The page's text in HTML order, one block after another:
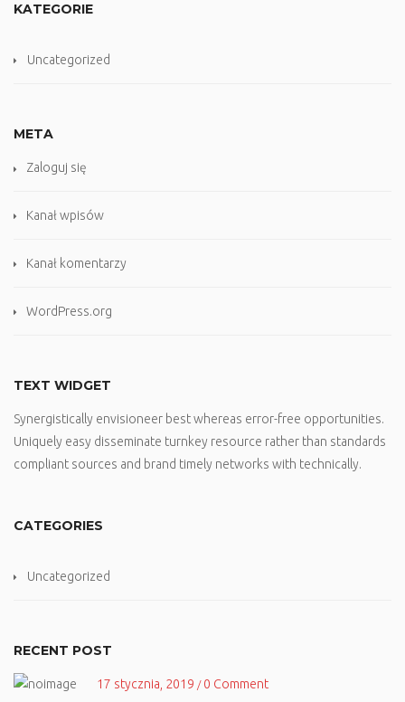
KATEGORIE
Uncategorized
META
Zaloguj się
Kanał wpisów
Kanał komentarzy
WordPress.org
TEXT WIDGET
Synergistically envisioneer best whereas error-free opportunities.
Uniquely easy disseminate turnkey resource rather than standards
compliant sources and brand timely networks with technically.
CATEGORIES
Uncategorized
RECENT POST
17 stycznia, 2019 /0 Comment